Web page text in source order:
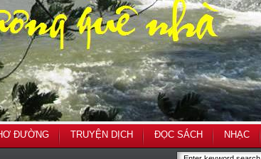
ĐƯỜNG TRUYỆN DỊCH ĐỌC SÁCH NHẠC